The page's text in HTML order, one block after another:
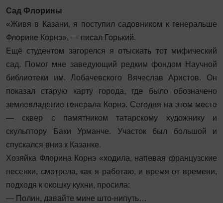
Сад Флорины
«Живя в Казани, я поступил садовником к генеральше
Флорине Корнэ», — писал Горький.
Ещё студентом загорелся я отыскать тот мифический
сад. Помог мне заведующий редким фондом Научной
библиотеки им. Лобачевского Вяче­слав Аристов. Он
показал старую карту города, где было обозначено
землевладение генерала Корнэ. Сегодня на этом месте
— сквер с памятником татарскому художнику и
скульптору Баки Урманче. Участок был большой и
спускался вниз к Казанке.
Хозяйка Флорина Корнэ «ходила, напевая французские
песенки, смотрела, как я работаю, и время от времени,
подходя к окошку кухни, просила:
— Полин, давайте мине што‑ни­путь…